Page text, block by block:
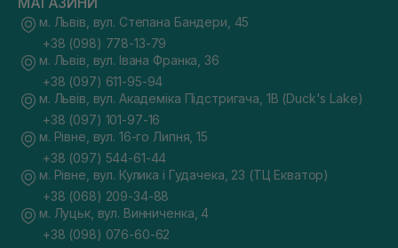
м. Львів, вул. Степана Бандери, 45
+38 (098) 778-13-79
м. Львів, вул. Івана Франка, 36
+38 (097) 611-95-94
м. Львів, вул. Академіка Підстригача, 1В (Duck's Lake)
+38 (097) 101-97-16
м. Рівне, вул. 16-го Липня, 15
+38 (097) 544-61-44
м. Рівне, вул. Кулика і Гудачека, 23 (ТЦ Екватор)
+38 (068) 209-34-88
м. Луцьк, вул. Винниченка, 4
+38 (098) 076-60-62